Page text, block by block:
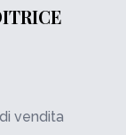
vendita